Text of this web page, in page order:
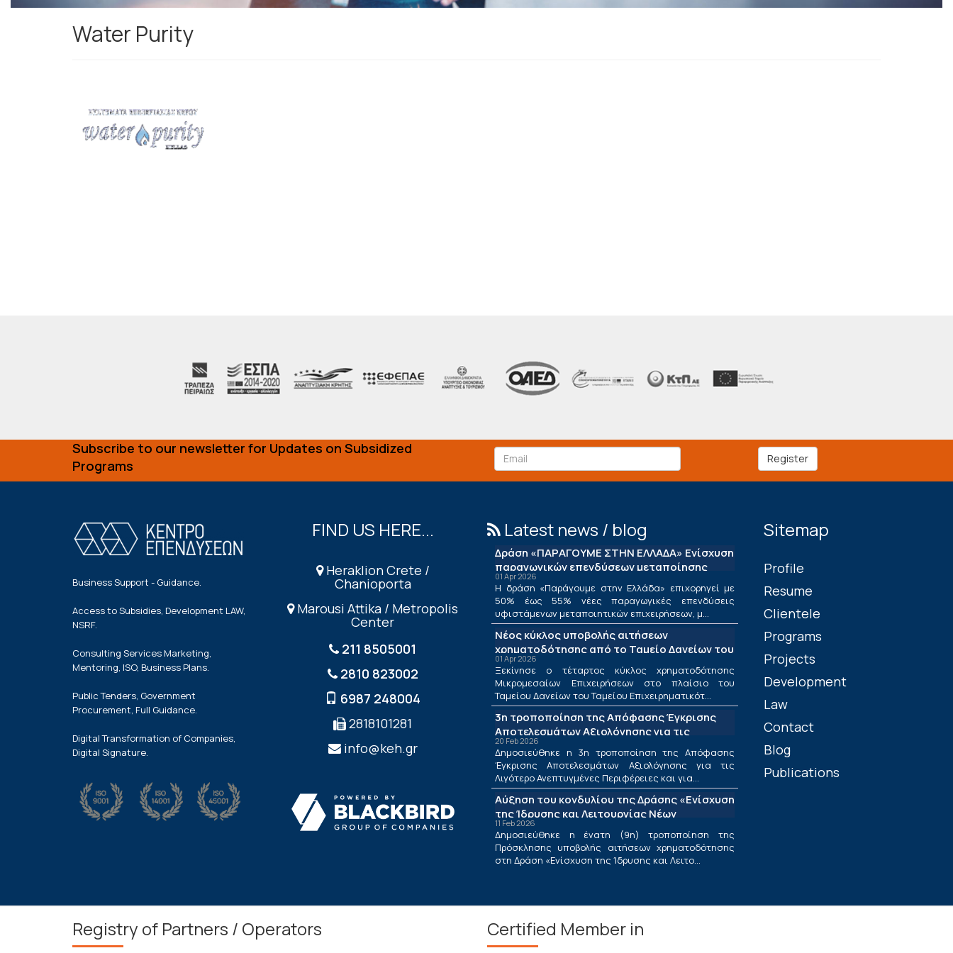
Water Purity
Subscribe to our newsletter for Updates on Subsidized
Programs
Register
Business Support - Guidance.
Access to Subsidies, Development LAW,
NSRF.
Consulting Services Marketing,
Mentoring, ISO, Business Plans.
Public Tenders, Government
Procurement, Full Guidance.
Digital Transformation of Companies,
Digital Signature.
FIND US HERE...
Heraklion Crete /
Chanioporta
Marousi Attika / Metropolis
Center
211 8505001
2810 823002
6987 248004
2818101281
info@keh.gr
Latest news / blog
Δράση «ΠΑΡΑΓΟΥΜΕ ΣΤΗΝ ΕΛΛΑΔΑ» Ενίσχυση
παραγωγικών επενδύσεων μεταποίησης
01 Apr 2026
Η δράση «Παράγουμε στην Ελλάδα» επιχορηγεί με
50% έως 55% νέες παραγωγικές επενδύσεις
υφιστάμενων μεταποιητικών επιχειρήσεων, μ...
Νέος κύκλος υποβολής αιτήσεων
χρηματοδότησης από το Ταμείο Δανείων του
ΤΕΠΙΧ ΙΙΙ
01 Apr 2026
Ξεκίνησε ο τέταρτος κύκλος χρηματοδότησης
Μικρομεσαίων Επιχειρήσεων στο πλαίσιο του
Ταμείου Δανείων του Ταμείου Επιχειρηματικότ...
3η τροποποίηση της Απόφασης Έγκρισης
Αποτελεσμάτων Αξιολόγησης για τις
Λιγότερο Ανεπτυγμένες Περιφέρειες και για
τις Περιφέρειες Μετάβασης στο πλαίσιο της
Δράσης «Ενίσχυση της Ίδρυσης και
Λειτουργίας Νέων Μικρομεσαίων
Τουριστικών Επιχειρήσεων»
20 Feb 2026
Δημοσιεύθηκε η 3η τροποποίηση της Απόφασης
Έγκρισης Αποτελεσμάτων Αξιολόγησης για τις
Λιγότερο Ανεπτυγμένες Περιφέρειες και για...
Αύξηση του κονδυλίου της Δράσης «Ενίσχυση
της Ίδρυσης και Λειτουργίας Νέων
Μικρομεσαίων Τουριστικών Επιχειρήσεων»
11 Feb 2026
Δημοσιεύθηκε η ένατη (9η) τροποποίηση της
Πρόσκλησης υποβολής αιτήσεων χρηματοδότησης
στη Δράση «Ενίσχυση της Ίδρυσης και Λειτο...
Sitemap
Profile
Resume
Clientele
Programs
Projects
Development
Law
Contact
Blog
Publications
Registry of Partners / Operators Certified Member in